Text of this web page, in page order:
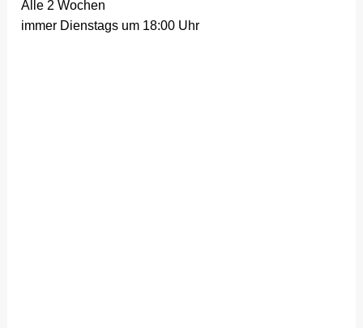
Alle 2 Wochen
immer Dienstags um 18:00 Uhr